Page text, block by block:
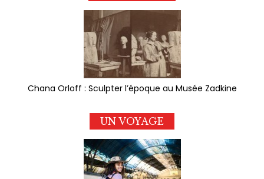
Chana Orloff : Sculpter l’époque au Musée Zadkine
UN VOYAGE